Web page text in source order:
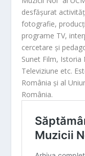
desfășurat
fotografie,
programe TV,
cercetare și
Sunet Film, Istoria
Televiziune etc.
România și al
România.